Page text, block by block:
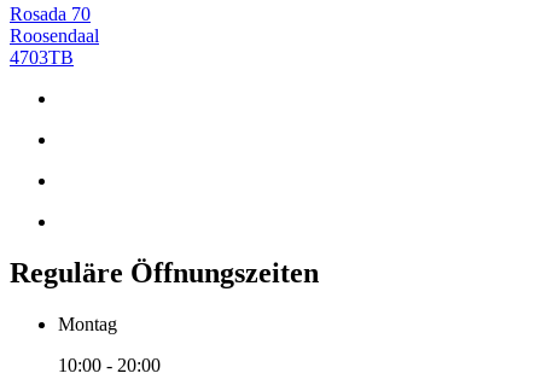
Rosada 70
Roosendaal
4703TB
Reguläre Öffnungszeiten
Montag
10:00 - 20:00